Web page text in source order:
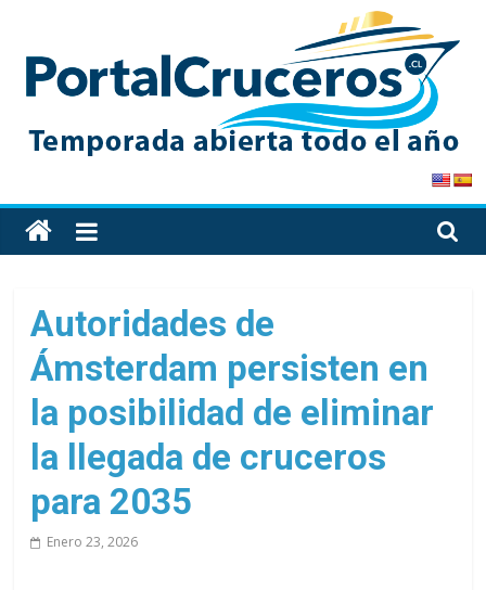
content
PortalCruceros
Toda
la
cruceros
un
solo
sitio
Autoridades de
Ámsterdam persisten en
la posibilidad de eliminar
la llegada de cruceros
para 2035
Enero 23, 2026